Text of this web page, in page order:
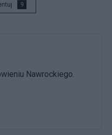
9
Nawrockiego.